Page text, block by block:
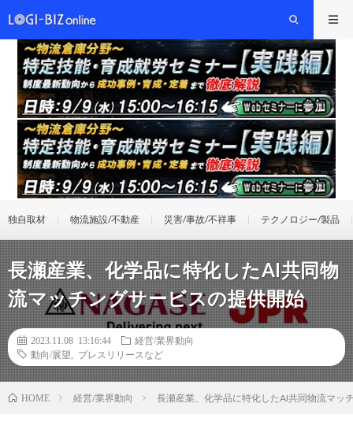
独自取材 物流施設/不動産 災害/事故/不祥事 テクノロジー/製品
長瀬産業、化学品に特化したAI共同物
流マッチングサービスの提供開始
2023.11.08 13:16:44
経営/業界動向
動向/展望
プレスリリースなど
HOME 経営/業界動向 長瀬産業、化学品に特化したAI共同物流マッ